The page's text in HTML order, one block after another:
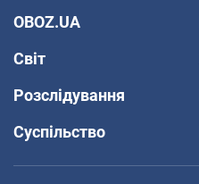
OBOZ.UA
Світ
Розслідування
Суспільство